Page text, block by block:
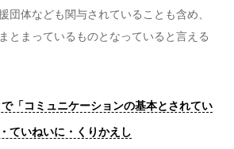
団体なども関与されていることも含め、
とまっているものとなっていると言える
「コミュニケーションの基本とされてい
ていねいに・くりかえし